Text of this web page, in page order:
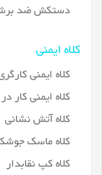
دستکش ضد
کلاه ایمنی
کلاه ایمنی
کلاه ایمنی کار
کلاه آتش نشانی
کلاه ماسک
کلاه کپ نقابدار